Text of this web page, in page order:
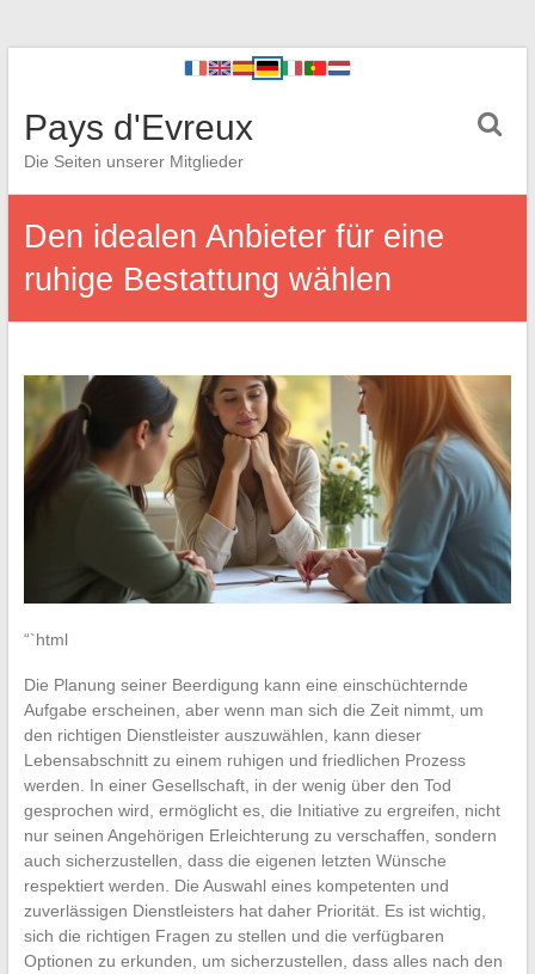
Pays d'Evreux
Die Seiten unserer Mitglieder
Den idealen Anbieter für eine
ruhige Bestattung wählen
“`html
Die Planung seiner Beerdigung kann eine einschüchternde
Aufgabe erscheinen, aber wenn man sich die Zeit nimmt, um
den richtigen Dienstleister auszuwählen, kann dieser
Lebensabschnitt zu einem ruhigen und friedlichen Prozess
werden. In einer Gesellschaft, in der wenig über den Tod
gesprochen wird, ermöglicht es, die Initiative zu ergreifen, nicht
nur seinen Angehörigen Erleichterung zu verschaffen, sondern
auch sicherzustellen, dass die eigenen letzten Wünsche
respektiert werden. Die Auswahl eines kompetenten und
zuverlässigen Dienstleisters hat daher Priorität. Es ist wichtig,
sich die richtigen Fragen zu stellen und die verfügbaren
Optionen zu erkunden, um sicherzustellen, dass alles nach den